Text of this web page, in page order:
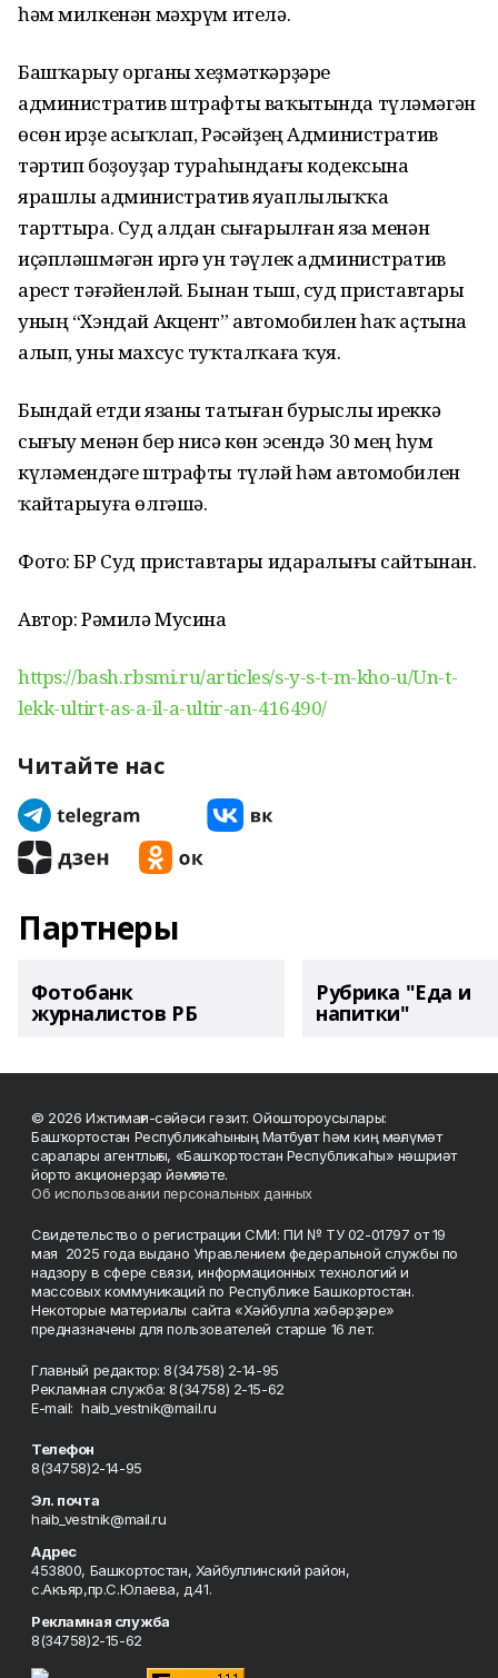
һәм милкенән мәхрүм ителә.
Башҡарыу органы хеҙмәткәрҙәре
административ штрафты ваҡытында түләмәгән
өсөн ирҙе асыҡлап, Рәсәйҙең Административ
тәртип боҙоуҙар тураһындағы кодексына
ярашлы административ яуаплылыҡҡа
тарттыра. Суд алдан сығарылған яза менән
иҫәпләшмәгән иргә ун тәүлек административ
арест тәғәйенләй. Бынан тыш, суд приставтары
уның “Хэндай Акцент” автомобилен һаҡ аҫтына
алып, уны махсус туҡталҡаға ҡуя.
Бындай етди язаны татыған бурыслы иреккә
сығыу менән бер нисә көн эсендә 30 мең һум
күләмендәге штрафты түләй һәм автомобилен
ҡайтарыуға өлгәшә.
Фото: БР Суд приставтары идаралығы сайтынан.
Автор: Рәмилә Мусина
https://bash.rbsmi.ru/articles/s-y-s-t-m-kho-u/Un-t-
lekk-ultirt-as-a-il-a-ultir-an-416490/
Читайте нас
Партнеры
Фотобанк
журналистов РБ
Рубрика "Еда и
напитки"
© 2026 Ижтимағи-сәйәси гәзит. Ойоштороусылары:
Башҡортостан Республикаһының Матбуғат һәм киң мәғлүмәт
саралары агентлығы, «Башҡортостан Республикаһы» нәшриәт
йорто акционерҙар йәмғиәте.
Об использовании персональных данных
Свидетельство о регистрации СМИ: ПИ № ТУ 02-01797 от 19
мая 2025 года выдано Управлением федеральной службы по
надзору в сфере связи, информационных технологий и
массовых коммуникаций по Республике Башкортостан.
Некоторые материалы сайта «Хәйбулла хәбәрҙәре»
предназначены для пользователей старше 16 лет.
Главный редактор: 8(34758) 2-14-95
Рекламная служба: 8(34758) 2-15-62
Е-mаil: haib_vestnik@mail.ru
Телефон
8(34758)2-14-95
Эл. почта
haib_vestnik@mail.ru
Адрес
453800, Башкортостан, Хайбуллинский район,
с.Акъяр,пр.С.Юлаева, д.41.
Рекламная служба
8(34758)2-15-62